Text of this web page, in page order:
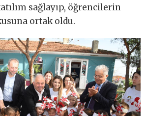
sağlayıp, öğrencilerin
ortak oldu.